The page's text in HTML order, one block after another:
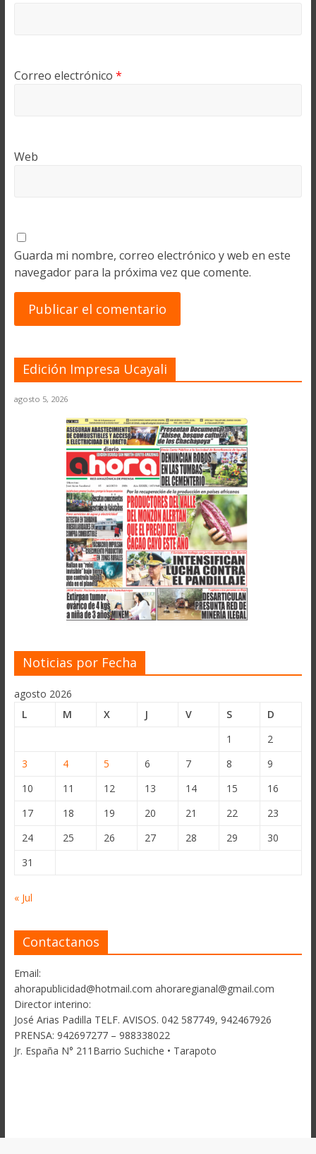
Correo electrónico *
Web
Guarda mi nombre, correo electrónico y web en este
navegador para la próxima vez que comente.
Edición Impresa Ucayali
agosto 5, 2026
Noticias por Fecha
agosto 2026
L
M X J V S
D
1
2
3
4 5 6 7 8
9
10
11 12 13 14 15
16
17
18 19 20 21 22
23
24
25 26 27 28 29
30
31
« Jul
Contactanos
Email:
ahorapublicidad@hotmail.com ahoraregianal@gmail.com
Director interino:
José Arias Padilla TELF. AVISOS. 042 587749, 942467926
PRENSA: 942697277 – 988338022
Jr. España N° 211Barrio Suchiche • Tarapoto